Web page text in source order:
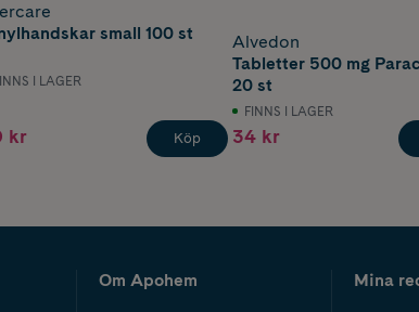
small 100 st
I LAGER
kr Köp
Alvedon
Tabletter 500 mg
20 st
FINNS I LAGER
34 kr
Om Apohem Mina